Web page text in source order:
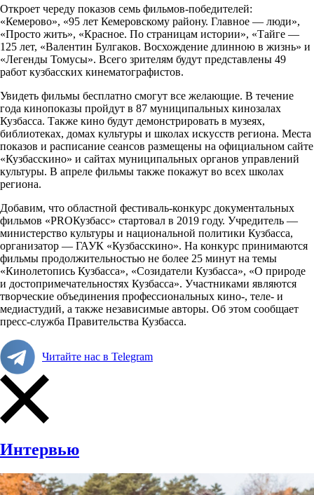
Откроет череду показов семь фильмов-победителей:
«Кемерово», «95 лет Кемеровскому району. Главное — люди»,
«Просто жить», «Красное. По страницам истории», «Тайге —
125 лет, «Валентин Булгаков. Восхождение длинною в жизнь» и
«Легенды Томусы». Всего зрителям будут представлены 49
работ кузбасских кинематографистов.
Увидеть фильмы бесплатно смогут все желающие. В течение
года кинопоказы пройдут в 87 муниципальных кинозалах
Кузбасса. Также кино будут демонстрировать в музеях,
библиотеках, домах культуры и школах искусств региона. Места
показов и расписание сеансов размещены на официальном сайте
«Кузбасскино» и сайтах муниципальных органов управлений
культуры. В апреле фильмы также покажут во всех школах
региона.
Добавим, что областной фестиваль-конкурс документальных
фильмов «PROКузбасс» стартовал в 2019 году. Учредитель —
министерство культуры и национальной политики Кузбасса,
организатор — ГАУК «Кузбасскино». На конкурс принимаются
фильмы продолжительностью не более 25 минут на темы
«Кинолетопись Кузбасса», «Созидатели Кузбасса», «О природе
и достопримечательностях Кузбасса». Участниками являются
творческие объединения профессиональных кино-, теле- и
медиастудий, а также независимые авторы. Об этом сообщает
пресс-служба Правительства Кузбасса.
Читайте нас в Telegram
Интервью